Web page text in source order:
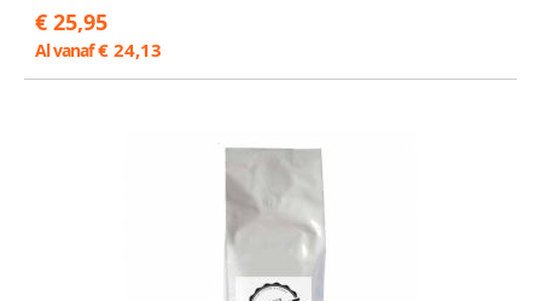
€ 25,95
Al vanaf € 24,13